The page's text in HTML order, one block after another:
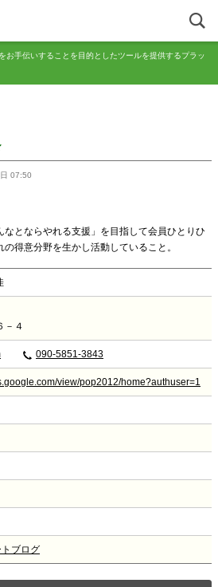
お手伝いすることを目的としたツールを提供するプラッ
07:50
なとならやれる支援」を目指して会員ひとりひ
得意分野を生かし活動していること。
－４
090-5851-3843
view/pop2012/home?authuser=1
ブログ